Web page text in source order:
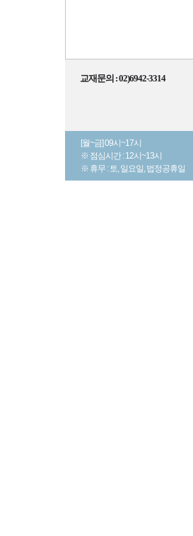
교재문의 : 02)6942-3314
[월~금] 09시~17시
※ 점심시간 : 12시~13시
※ 휴무 : 토, 일요일, 법정공휴일